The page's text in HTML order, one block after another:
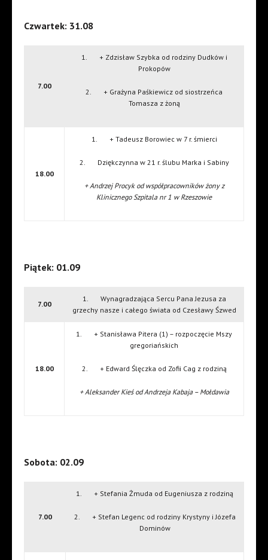
Czwartek: 31.08
7.00
1. + Zdzisław Szybka od rodziny Dudków i
Prokopów
2. + Grażyna Paśkiewicz od siostrzeńca
Tomasza z żoną
18.00
1. + Tadeusz Borowiec w 7 r. śmierci
2. Dziękczynna w 21 r. ślubu Marka i Sabiny
+ Andrzej Procyk od współpracowników żony z
Klinicznego Szpitala nr 1 w Rzeszowie
Piątek: 01.09
7.00
1. Wynagradzająca Sercu Pana Jezusa za
grzechy nasze i całego świata od Czesławy Śzwed
18.00
1. + Stanisława Pitera (1) – rozpoczęcie Mszy
gregoriańskich
2. + Edward Ślęczka od Zofii Cag z rodziną
+ Aleksander Kieś od Andrzeja Kabaja – Mołdawia
Sobota: 02.09
7.00
1. + Stefania Żmuda od Eugeniusza z rodziną
2. + Stefan Legenc od rodziny Krystyny i Józefa
Dominów